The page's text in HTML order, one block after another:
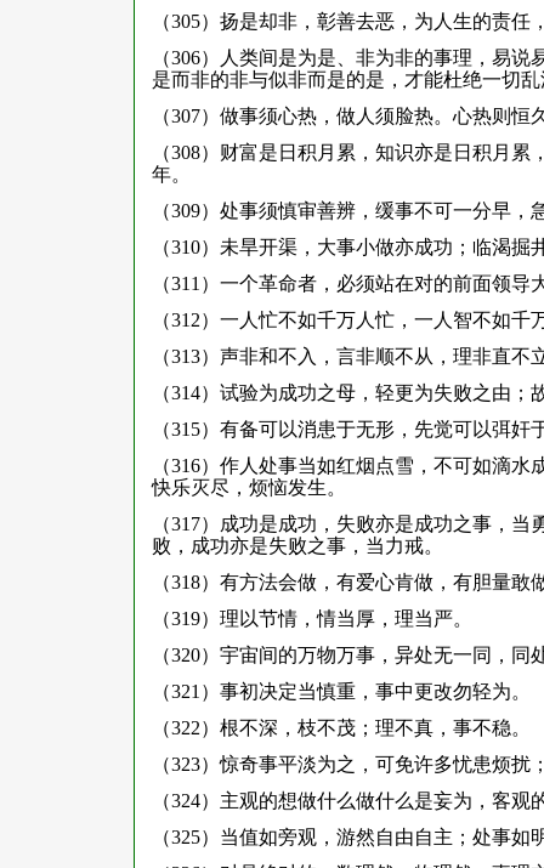
（305）扬是却非，彰善去恶，为人生的责
（306）人类间是为是、非为非的事理，易
是而非的非与似非而是的是，才能杜绝一切
（307）做事须心热，做人须脸热。心热则恒
（308）财富是日积月累，知识亦是日积月
年。
（309）处事须慎审善辨，缓事不可一分早
（310）未旱开渠，大事小做亦成功；临渴
（311）一个革命者，必须站在对的前面领
（312）一人忙不如千万人忙，一人智不如
（313）声非和不入，言非顺不从，理非直不
（314）试验为成功之母，轻更为失败之由
（315）有备可以消患于无形，先觉可以弭奸
（316）作人处事当如红烟点雪，不可如滴
快乐灭尽，烦恼发生。
（317）成功是成功，失败亦是成功之事，
败，成功亦是失败之事，当力戒。
（318）有方法会做，有爱心肯做，有胆量敢
（319）理以节情，情当厚，理当严。
（320）宇宙间的万物万事，异处无一同，
（321）事初决定当慎重，事中更改勿轻为。
（322）根不深，枝不茂；理不真，事不稳。
（323）惊奇事平淡为之，可免许多忧患烦
（324）主观的想做什么做什么是妄为，客
（325）当值如旁观，游然自由自主；处事如